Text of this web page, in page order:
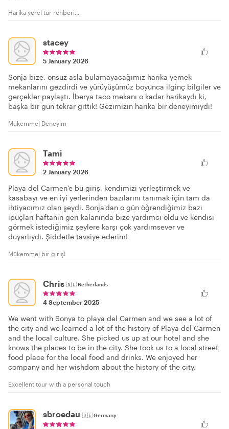
Harika yerel tur rehberi...
stacey
5 January 2026
Sonja bize, onsuz asla bulamayacağımız harika yemek
mekanlarını gezdirdi ve yürüyüşümüz boyunca ilginç bilgiler ve
gerçekler paylaştı. İberya taco mekanı o kadar harikaydı ki,
başka bir gün tekrar gittik! Gezimizin harika bir deneyimiydi!
Mükemmel Deneyim
Tami
2 January 2026
Playa del Carmen'e bu giriş, kendimizi yerleştirmek ve
kasabayı ve en iyi yerlerinden bazılarını tanımak için tam da
ihtiyacımız olan şeydi. Sonja'dan o gün öğrendiğimiz bazı
ipuçları haftanın geri kalanında bize yardımcı oldu ve kendisi
görmek istediğimiz şeylere karşı çok yardımsever ve
duyarlıydı. Şiddetle tavsiye ederim!
Mükemmel bir giriş!
Chris 🇳🇱Netherlands
4 September 2025
We went with Sonya to playa del Carmen and we see a lot of
the city and we learned a lot of the history of Playa del Carmen
and the local culture. She picked us up at our hotel and she
knows the places to be in the city. She took us to a local street
food place for the local food and drinks. We enjoyed her
company and her wishdom about the history of the city.
Excellent tour with a personal touch
sbroedau 🇩🇪Germany